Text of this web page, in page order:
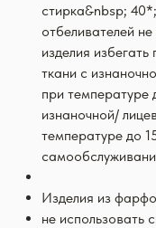
стирка&nbsp;
отбеливателей
изделия
ткани с
при
изнаночной/
температуре до
Изделия из
не использовать